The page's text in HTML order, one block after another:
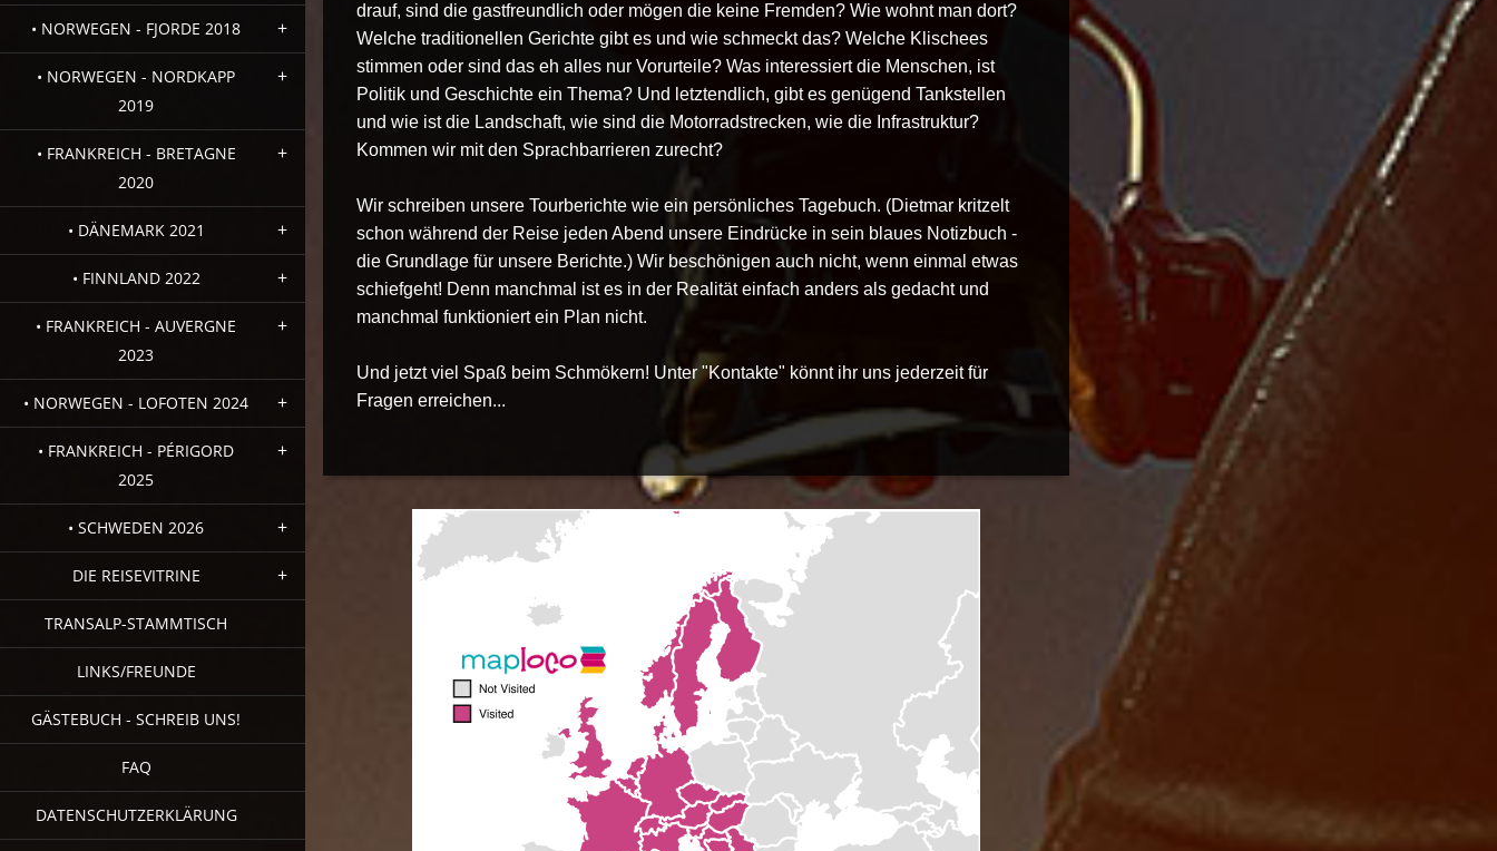
• NORWEGEN - FJORDE 2018
• NORWEGEN - NORDKAPP
2019
• FRANKREICH - BRETAGNE
2020
• DÄNEMARK 2021
• FINNLAND 2022
• FRANKREICH - AUVERGNE
2023
• NORWEGEN - LOFOTEN 2024
• FRANKREICH - PÉRIGORD
2025
• SCHWEDEN 2026
DIE REISEVITRINE
TRANSALP-STAMMTISCH
LINKS/FREUNDE
GÄSTEBUCH - SCHREIB UNS!
FAQ
DATENSCHUTZERKLÄRUNG
drauf, sind die gastfreundlich oder mögen die keine Fremden? Wie wohnt man dort?
Welche traditionellen Gerichte gibt es und wie schmeckt das? Welche Klischees
stimmen oder sind das eh alles nur Vorurteile? Was interessiert die Menschen, ist
Politik und Geschichte ein Thema? Und letztendlich, gibt es genügend Tankstellen
und wie ist die Landschaft, wie sind die Motorradstrecken, wie die Infrastruktur?
Kommen wir mit den Sprachbarrieren zurecht?
Wir schreiben unsere Tourberichte wie ein persönliches Tagebuch. (Dietmar kritzelt
schon während der Reise jeden Abend unsere Eindrücke in sein blaues Notizbuch -
die Grundlage für unsere Berichte.) Wir beschönigen auch nicht, wenn einmal etwas
schiefgeht! Denn manchmal ist es in der Realität einfach anders als gedacht und
manchmal funktioniert ein Plan nicht.
Und jetzt viel Spaß beim Schmökern! Unter "Kontakte" könnt ihr uns jederzeit für
Fragen erreichen...